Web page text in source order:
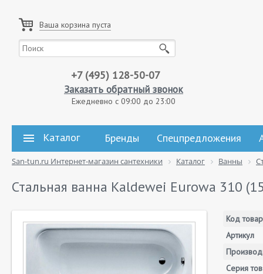
Ваша корзина пуста
+7 (495) 128-50-07
Заказать обратный звонок
Ежедневно с 09:00 до 23:00
Каталог Бренды Спецпредложения
San-tun.ru Интернет-магазин сантехники Каталог Ванны
Стальная ванна Kaldewei Eurowa 310
Код
Артикул
Серия